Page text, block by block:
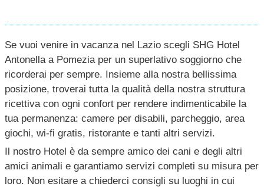
Se vuoi venire in vacanza nel Lazio scegli SHG Hotel
Antonella a Pomezia per un superlativo soggiorno che
ricorderai per sempre. Insieme alla nostra bellissima
posizione, troverai tutta la qualità della nostra struttura
ricettiva con ogni confort per rendere indimenticabile la
tua permanenza: camere per disabili, parcheggio, area
giochi, wi-fi gratis, ristorante e tanti altri servizi.
Il nostro Hotel è da sempre amico dei cani e degli altri
amici animali e garantiamo servizi completi su misura per
loro. Non esitare a chiederci consigli su luoghi in cui